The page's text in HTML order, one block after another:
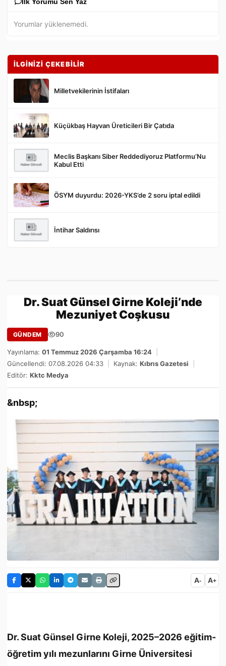
İlk Yorumu Sen Yaz
Gönder
Yorumlar yüklenemedi.
İLGİNİZİ ÇEKEBİLİR
Milletvekilerinin İstifaları
Küçükbaş Hayvan Üreticileri Bir Çatıda
Meclis Başkanı Siber Reddediyoruz Platformu’Nu
Kabul Etti
ÖSYM duyurdu: 2026-YKS’de 2 soru iptal edildi
İntihar Saldırısı
Dr. Suat Günsel Girne Koleji’nde
Mezuniyet Coşkusu
GÜNDEM 90
Yayınlama: 01 Temmuz 2026 Çarşamba 16:24
Güncellendi: 07.08.2026 04:33
Kaynak: Kıbrıs Gazetesi
Editör: Kktc Medya
&nbsp;
A- A+
Dr. Suat Günsel Girne Koleji, 2025–2026 eğitim-
öğretim yılı mezunlarını Girne Üniversitesi